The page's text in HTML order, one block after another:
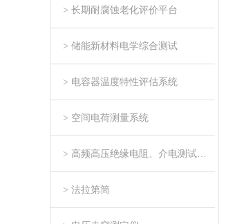
> 长期耐腐蚀老化评价平台
> 储能新材料电学综合测试
> 电容器温度特性评估系统
> 空间电荷测量系统
> 高频高压绝缘电阻、介电测试系统
> 法拉第筒